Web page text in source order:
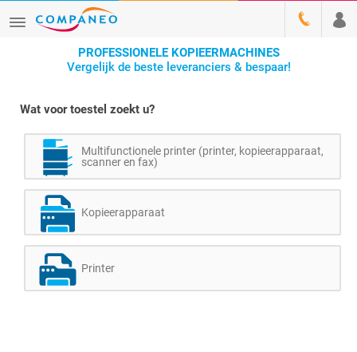
PROFESSIONELE KOPIEERMACHINES
Vergelijk de beste leveranciers & bespaar!
Wat voor toestel zoekt u?
Multifunctionele printer (printer, kopieerapparaat,
scanner en fax)
Kopieerapparaat
Printer